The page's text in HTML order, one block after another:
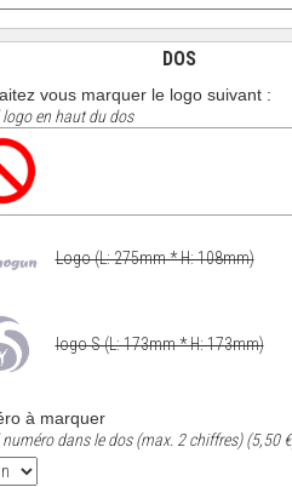
DOS
vous marquer le logo suivant :
logo en haut du dos
Logo (L: 275mm * H: 108mm)
logo S (L: 173mm * H: 173mm)
à marquer
numéro dans le dos (max. 2 chiffres) (5,50